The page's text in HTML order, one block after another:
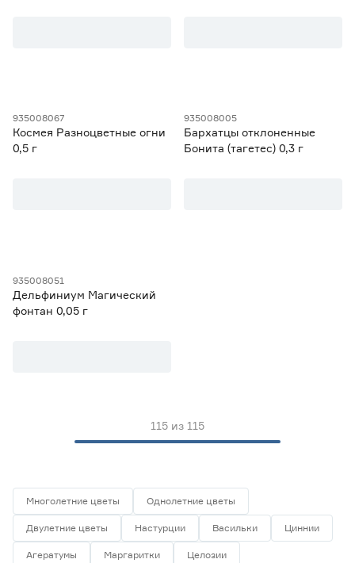
Арабис
Agroni
Darit
Ещё 7
935008067
Космея Разноцветные огни
0,5 г
935008005
Бархатцы отклоненные
Бонита (тагетес) 0,3 г
935008051
Дельфиниум Магический
фонтан 0,05 г
115 из 115
Многолетние цветы Однолетние цветы
Двулетние цветы Настурции Васильки Циннии
Агератумы Маргаритки Целозии